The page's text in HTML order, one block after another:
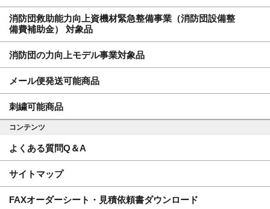
消防団救助能力向上資機材緊急整備事業（消防団設備整
備費補助金） 対象品
消防団の力向上モデル事業対象品
メール便発送可能商品
刺繍可能商品
コンテンツ
よくある質問Q＆A
サイトマップ
FAXオーダーシート・見積依頼書ダウンロード